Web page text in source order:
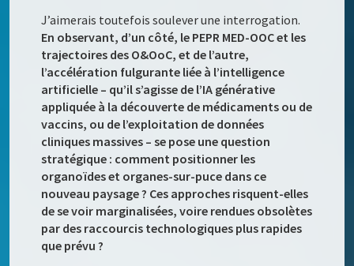
J’aimerais toutefois soulever une interrogation.
En observant, d’un côté, le PEPR MED-OOC et les
trajectoires des O&OoC, et de l’autre,
l’accélération fulgurante liée à l’intelligence
artificielle – qu’il s’agisse de l’IA générative
appliquée à la découverte de médicaments ou de
vaccins, ou de l’exploitation de données
cliniques massives – se pose une question
stratégique : comment positionner les
organoïdes et organes-sur-puce dans ce
nouveau paysage ? Ces approches risquent-elles
de se voir marginalisées, voire rendues obsolètes
par des raccourcis technologiques plus rapides
que prévu ?